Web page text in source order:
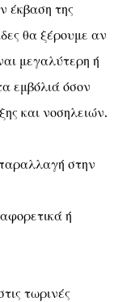
έκβαση της
θα ξέρουμε αν
μεγαλύτερη ή
εμβόλιά όσον
και νοσηλειών.
στην
ή
τωρινές